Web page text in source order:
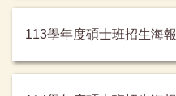
113學年度碩士班招生海報